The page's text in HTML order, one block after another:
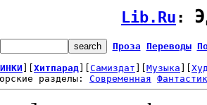
Lib.Ru :
Проза Переводы
Хитпарад Самиздат Музыка
разделы: Современная